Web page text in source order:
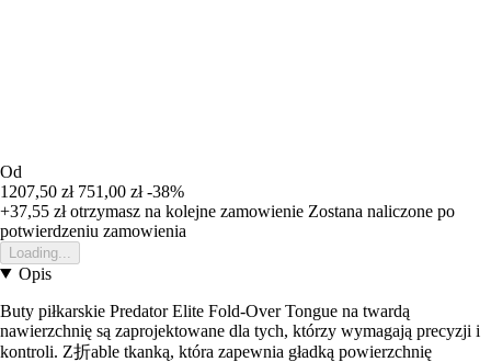
Od
1207,50 zł 751,00 zł -38%
+37,55 złotrzymasz na kolejne zamowienie Zostana naliczone po
potwierdzeniu zamowienia
Loading...
Opis
Buty piłkarskie Predator Elite Fold-Over Tongue na twardą
nawierzchnię są zaprojektowane dla tych, którzy wymagają precyzji i
kontroli. Z折able tkanką, która zapewnia gładką powierzchnię